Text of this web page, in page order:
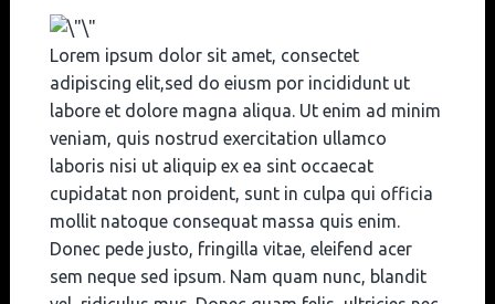
Lorem ipsum dolor sit amet, consectet
adipiscing elit,sed do eiusm por incididunt ut
labore et dolore magna aliqua. Ut enim ad minim
veniam, quis nostrud exercitation ullamco
laboris nisi ut aliquip ex ea sint occaecat
cupidatat non proident, sunt in culpa qui officia
mollit natoque consequat massa quis enim.
Donec pede justo, fringilla vitae, eleifend acer
sem neque sed ipsum. Nam quam nunc, blandit